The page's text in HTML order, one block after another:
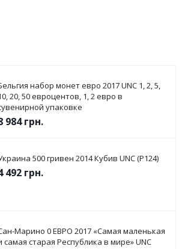
набор монет евро 2017 UNC 1, 2, 5,
20, 50 евроцентов, 1, 2 евро в
упаковке
984грн.
500 гривен 2014 Кубив UNC (P124)
492 грн.
Марино 0 ЕВРО 2017 «Самая маленькая
самая старая Республика в мире» UNC